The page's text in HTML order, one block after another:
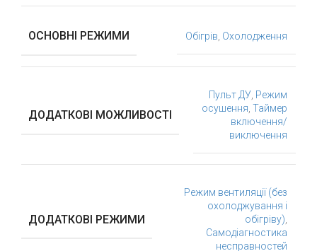
ОСНОВНІ РЕЖИМИ Обігрів Охолодження
ДОДАТКОВІ МОЖЛИВОСТІ
Пульт ДУ Режим
осушення Таймер
включення/
виключення
ДОДАТКОВІ РЕЖИМИ
Режим вентиляції (без
охолоджування і
обігріву)
Самодіагностика
несправностей